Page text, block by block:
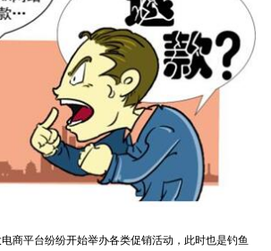
商平台纷纷开始举办各类促销活动，此时也是钓鱼